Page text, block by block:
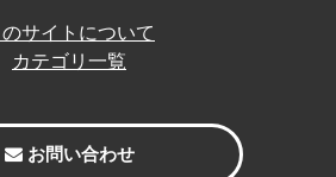
のサイトについて
カテゴリ一覧
お問い合わせ